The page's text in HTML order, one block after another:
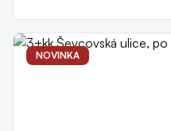
NOVINKA